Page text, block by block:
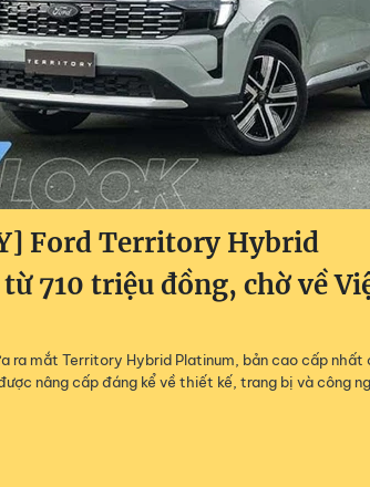
Ford Territory Hybrid
710 triệu đồng, chờ về
ra mắt Territory Hybrid Platinum, bản cao cấp nhất
nâng cấp đáng kể về thiết kế, trang bị và công